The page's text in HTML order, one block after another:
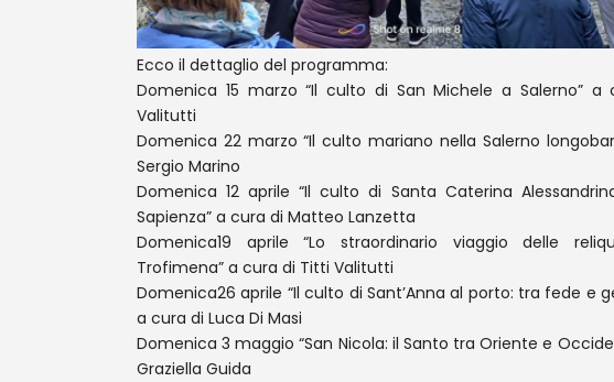
Ecco il dettaglio del programma:
Domenica 15 marzo “Il culto di San Michele a Salerno” a
Valitutti
Domenica 22 marzo “Il culto mariano nella Salerno
Sergio Marino
Domenica 12 aprile “Il culto di Santa Caterina
Sapienza” a cura di Matteo Lanzetta
Domenica19 aprile “Lo straordinario viaggio delle
Trofimena” a cura di Titti Valitutti
Domenica26 aprile “Il culto di Sant’Anna al porto: tra fede e
a cura di Luca Di Masi
Domenica 3 maggio “San Nicola: il Santo tra Oriente e
Graziella Guida